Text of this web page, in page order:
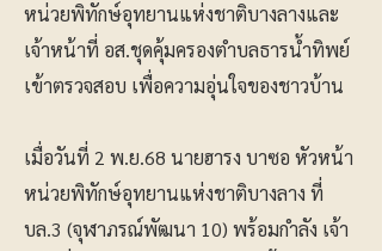
หน่วยพิทักษ์อุทยานแห่งชาติบางลางและ
เจ้าหน้าที่ อส.ชุดคุ้มครองตำบลธารน้ำทิพย์
เข้าตรวจสอบ เพื่อความอุ่นใจของชาวบ้าน
เมื่อวันที่ 2 พ.ย.68 นายฮารง บาซอ หัวหน้า
หน่วยพิทักษ์อุทยานแห่งชาติบางลาง ที่
บล.3 (จุฬาภรณ์พัฒนา 10) พร้อมกำลัง เจ้า